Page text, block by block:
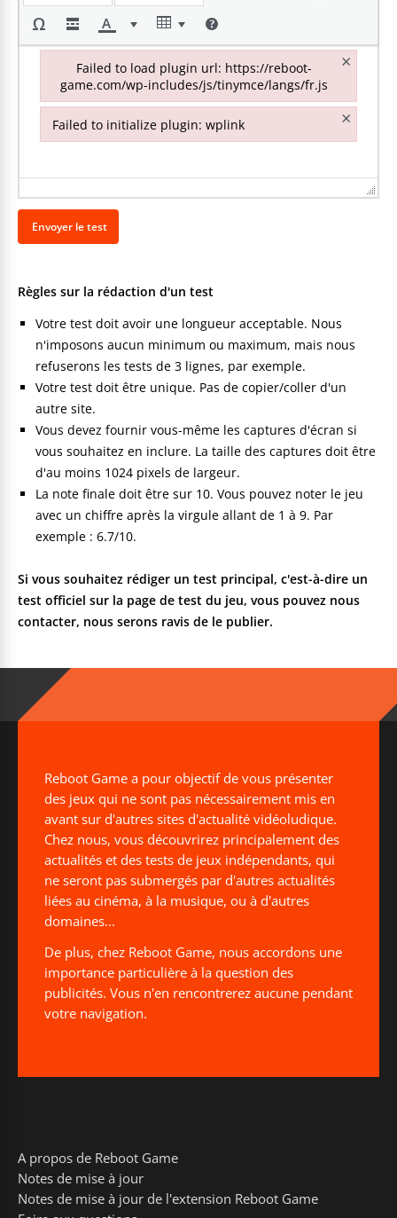
Règles sur la rédaction d'un test
Votre test doit avoir une longueur acceptable. Nous
n'imposons aucun minimum ou maximum, mais nous
refuserons les tests de 3 lignes, par exemple.
Votre test doit être unique. Pas de copier/coller d'un
autre site.
Vous devez fournir vous-même les captures d'écran si
vous souhaitez en inclure. La taille des captures doit être
d'au moins 1024 pixels de largeur.
La note finale doit être sur 10. Vous pouvez noter le jeu
avec un chiffre après la virgule allant de 1 à 9. Par
exemple : 6.7/10.
Si vous souhaitez rédiger un test principal, c'est-à-dire un
test officiel sur la page de test du jeu, vous pouvez nous
contacter, nous serons ravis de le publier.
Reboot Game a pour objectif de vous présenter
des jeux qui ne sont pas nécessairement mis en
avant sur d'autres sites d'actualité vidéoludique.
Chez nous, vous découvrirez principalement des
actualités et des tests de jeux indépendants, qui
ne seront pas submergés par d'autres actualités
liées au cinéma, à la musique, ou à d'autres
domaines...
De plus, chez Reboot Game, nous accordons une
importance particulière à la question des
publicités. Vous n'en rencontrerez aucune pendant
votre navigation.
A propos de Reboot Game
Notes de mise à jour
Notes de mise à jour de l'extension Reboot Game
Failed to load plugin url: https://reboot-
game.com/wp-includes/js/tinymce/langs/fr.js
×
Failed to load plugin url: https://reboot-game.com/wp-
Failed to initialize plugin: wplink
×
Failed to initialize plugin: wplink